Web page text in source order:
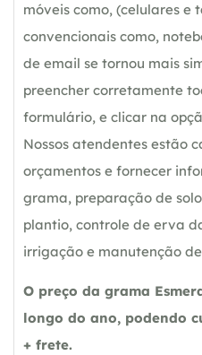
móveis como, (celulares e
convencionais como,
de email se tornou mais
preencher corretamente
formulário, e clicar na
Nossos atendentes estão
orçamentos e fornecer
grama, preparação de
plantio, controle de erva
irrigação e manutenção
O preço da grama
longo do ano, podendo
+ frete.